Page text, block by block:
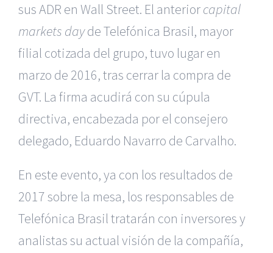
sus ADR en Wall Street. El anteriorcapital
markets dayde Telefónica Brasil, mayor
filial cotizada del grupo, tuvo lugar en
marzo de 2016, tras cerrar la compra de
GVT. La firma acudirá con su cúpula
directiva, encabezada por el consejero
delegado, Eduardo Navarro de Carvalho.
En este evento, ya con los resultados de
2017 sobre la mesa, los responsables de
Telefónica Brasil tratarán con inversores y
analistas su actual visión de la compañía,